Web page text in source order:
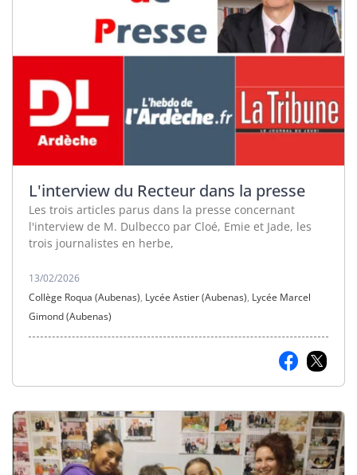
L'interview du Recteur dans la presse
Les trois articles parus dans la presse concernant
l'interview de M. Dulbecco par Cloé, Emie et Jade, les
trois journalistes en herbe,
13/02/2026
Collège Roqua (Aubenas), Lycée Astier (Aubenas), Lycée Marcel
Gimond (Aubenas)